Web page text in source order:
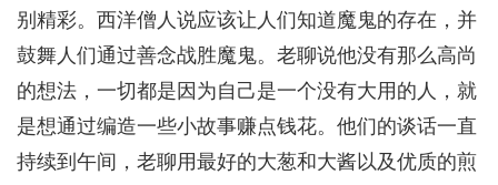
别精彩。西洋僧人说应该让人们知道魔鬼的存在，并
鼓舞人们通过善念战胜魔鬼。老聊说他没有那么高尚
的想法，一切都是因为自己是一个没有大用的人，就
是想通过编造一些小故事赚点钱花。他们的谈话一直
持续到午间，老聊用最好的大葱和大酱以及优质的煎